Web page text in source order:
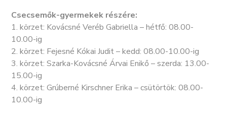
Csecsemők-gyermekek részére:
1. körzet: Kovácsné Veréb Gabriella – hétfő: 08.00-
10.00-ig
2. körzet: Fejesné Kókai Judit – kedd: 08.00-10.00-ig
3. körzet: Szarka-Kovácsné Árvai Enikő – szerda: 13.00-
15.00-ig
4. körzet: Grúberné Kirschner Erika – csütörtök: 08.00-
10.00-ig